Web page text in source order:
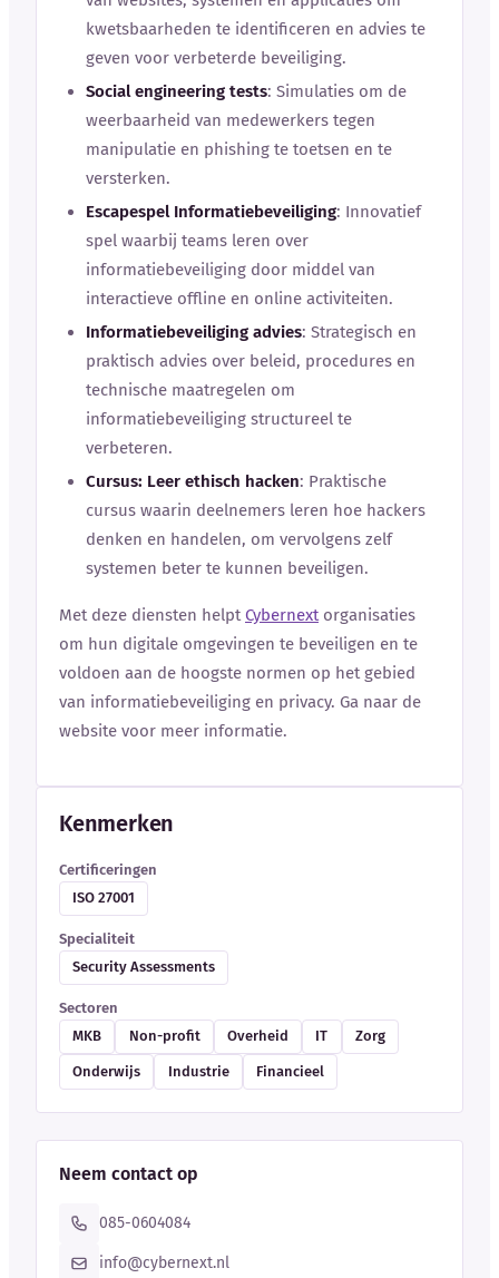
kwetsbaarheden te identificeren en advies te
geven voor verbeterde beveiliging.
Social engineering tests: Simulaties om de
weerbaarheid van medewerkers tegen
manipulatie en phishing te toetsen en te
versterken.
Escapespel Informatiebeveiliging: Innovatief
spel waarbij teams leren over
informatiebeveiliging door middel van
interactieve offline en online activiteiten.
Informatiebeveiliging advies: Strategisch en
praktisch advies over beleid, procedures en
technische maatregelen om
informatiebeveiliging structureel te
verbeteren.
Cursus: Leer ethisch hacken: Praktische
cursus waarin deelnemers leren hoe hackers
denken en handelen, om vervolgens zelf
systemen beter te kunnen beveiligen.
Met deze diensten helpt Cybernext organisaties
om hun digitale omgevingen te beveiligen en te
voldoen aan de hoogste normen op het gebied
van informatiebeveiliging en privacy. Ga naar de
website voor meer informatie.
Kenmerken
Certificeringen
ISO 27001
Specialiteit
Security Assessments
Sectoren
MKB
Non-profit Overheid IT Zorg
Onderwijs Industrie Financieel
Neem contact op
085-0604084
info@cybernext.nl